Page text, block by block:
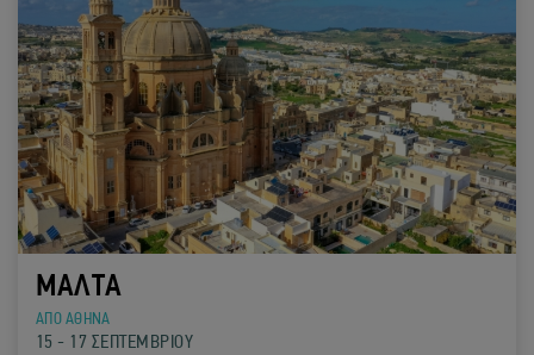
ΜΑΛΤΑ
ΑΠΟ ΑΘΗΝΑ
15 - 17 ΣΕΠΤΕΜΒΡΙΟΥ